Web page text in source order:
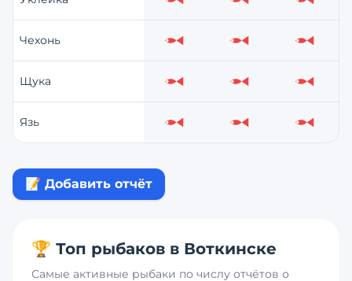
Слабо Слабо Слабо
Чехонь Слабо Слабо Слабо
Щука Слабо Слабо Слабо
Язь Слабо Слабо Слабо
📝 Добавить отчёт
🏆 Топ рыбаков в Воткинске
Самые активные рыбаки по числу отчётов о